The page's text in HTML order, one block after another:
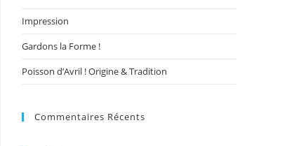
Impression
Gardons la Forme !
Poisson d’Avril ! Origine & Tradition
Commentaires Récents